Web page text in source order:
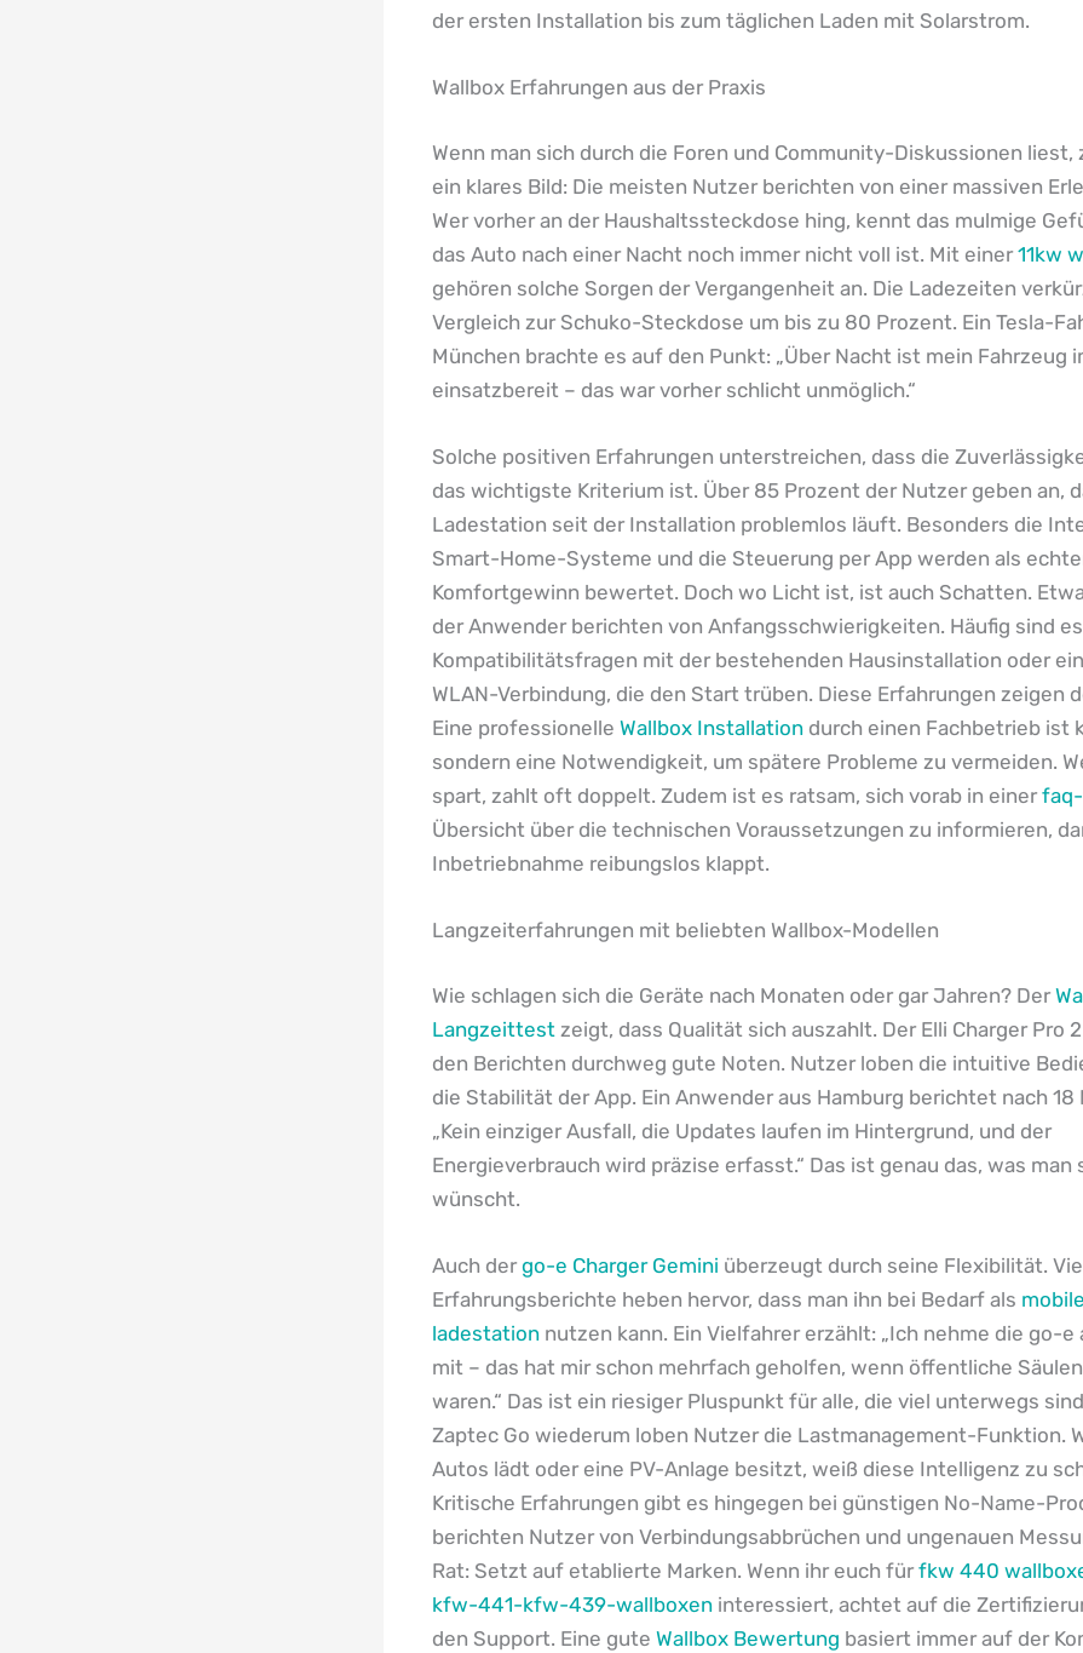
der ersten Installation bis zum täglichen Laden mit Solarstrom.
Wallbox Erfahrungen aus der Praxis
Wenn man sich durch die Foren und Community-Diskussionen liest,
ein klares Bild: Die meisten Nutzer berichten von einer massiven
Wer vorher an der Haushaltssteckdose hing, kennt das mulmige
das Auto nach einer Nacht noch immer nicht voll ist. Mit einer 11kw
gehören solche Sorgen der Vergangenheit an. Die Ladezeiten
Vergleich zur Schuko-Steckdose um bis zu 80 Prozent. Ein Tesla-
München brachte es auf den Punkt: „Über Nacht ist mein Fahrzeug
einsatzbereit – das war vorher schlicht unmöglich.“
Solche positiven Erfahrungen unterstreichen, dass die
das wichtigste Kriterium ist. Über 85 Prozent der Nutzer geben an,
Ladestation seit der Installation problemlos läuft. Besonders die
Smart-Home-Systeme und die Steuerung per App werden als
Komfortgewinn bewertet. Doch wo Licht ist, ist auch Schatten.
der Anwender berichten von Anfangsschwierigkeiten. Häufig sind es
Kompatibilitätsfragen mit der bestehenden Hausinstallation oder
WLAN-Verbindung, die den Start trüben. Diese Erfahrungen zeigen
Eine professionelle Wallbox Installation durch einen Fachbetrieb ist
sondern eine Notwendigkeit, um spätere Probleme zu vermeiden.
spart, zahlt oft doppelt. Zudem ist es ratsam, sich vorab in einer
Übersicht über die technischen Voraussetzungen zu informieren,
Inbetriebnahme reibungslos klappt.
Langzeiterfahrungen mit beliebten Wallbox-Modellen
Wie schlagen sich die Geräte nach Monaten oder gar Jahren? Der
Langzeittest zeigt, dass Qualität sich auszahlt. Der Elli Charger Pro
den Berichten durchweg gute Noten. Nutzer loben die intuitive
die Stabilität der App. Ein Anwender aus Hamburg berichtet nach 18
„Kein einziger Ausfall, die Updates laufen im Hintergrund, und der
Energieverbrauch wird präzise erfasst.“ Das ist genau das, was man
wünscht.
Auch der go-e Charger Gemini überzeugt durch seine Flexibilität.
Erfahrungsberichte heben hervor, dass man ihn bei Bedarf als mobile
ladestation nutzen kann. Ein Vielfahrer erzählt: „Ich nehme die go-e
mit – das hat mir schon mehrfach geholfen, wenn öffentliche
waren.“ Das ist ein riesiger Pluspunkt für alle, die viel unterwegs
Zaptec Go wiederum loben Nutzer die Lastmanagement-Funktion.
Autos lädt oder eine PV-Anlage besitzt, weiß diese Intelligenz zu
Kritische Erfahrungen gibt es hingegen bei günstigen No-Name-
berichten Nutzer von Verbindungsabbrüchen und ungenauen
Rat: Setzt auf etablierte Marken. Wenn ihr euch für fkw 440
kfw-441-kfw-439-wallboxen interessiert, achtet auf die
den Support. Eine gute Wallbox Bewertung basiert immer auf der